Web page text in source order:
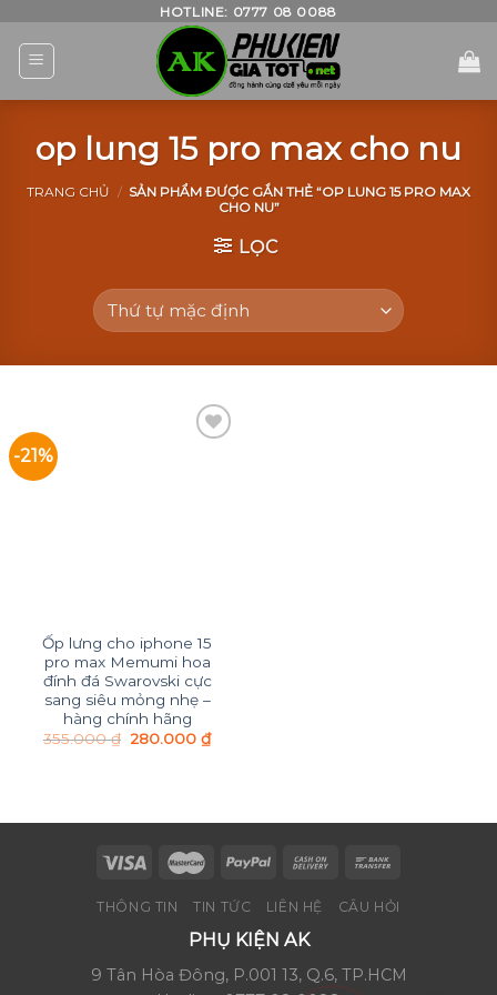
content
HOTLINE: 0777 08 0088
op lung 15 pro max cho nu
TRANG CHỦ / SẢN PHẨM ĐƯỢC GẮN THẺ “OP LUNG 15 PRO MAX
CHO NU”
LỌC
-21%
Ốp lưng cho iphone 15
pro max Memumi hoa
đính đá Swarovski cực
sang siêu mỏng nhẹ –
hàng chính hãng
355.000₫ 280.000₫
THÔNG TIN TIN TỨC LIÊN HỆ CÂU HỎI
PHỤ KIỆN AK
9 Tân Hòa Đông, P.001 13, Q.6, TP.HCM